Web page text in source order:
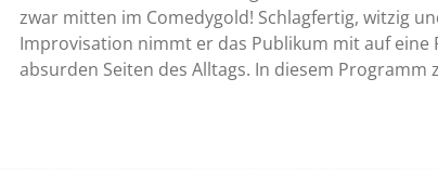
zwar mitten im Comedygold! Schlagfertig, witzig
Improvisation nimmt er das Publikum mit auf eine
absurden Seiten des Alltags. In diesem Programm